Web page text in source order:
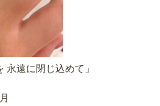
永遠に閉じ込めて」